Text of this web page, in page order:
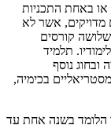
או באחת התכניות
מדויקים, אשר לא
קורסים
תלמיד
ובחוג נוסף
בכימיה,
הלומד בשנה אחת עד